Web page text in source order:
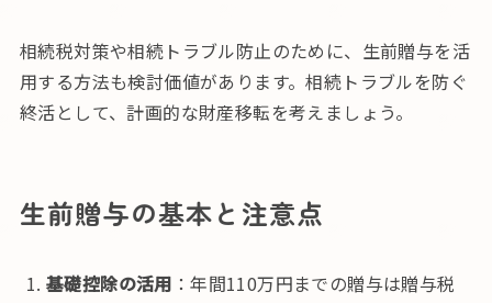
相続税対策や相続トラブル防止のために、生前贈与を活
用する方法も検討価値があります。相続トラブルを防ぐ
終活として、計画的な財産移転を考えましょう。
生前贈与の基本と注意点
基礎控除の活用 ：年間110万円までの贈与は贈与税